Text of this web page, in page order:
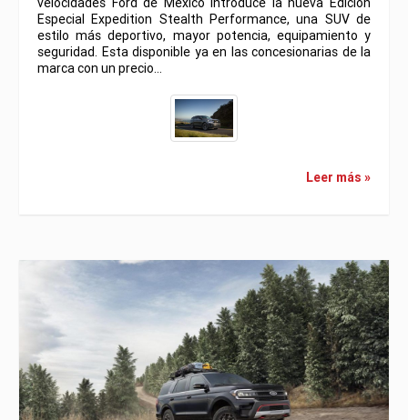
Especial Expedition Stealth Performance, una SUV de
estilo más deportivo, mayor potencia, equipamiento y
seguridad. Esta disponible ya en las concesionarias de la
marca con un precio…
Leer más »